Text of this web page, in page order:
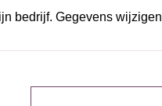
bedrijf. Gegevens wijzigen